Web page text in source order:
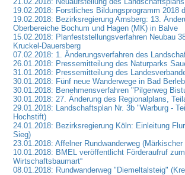
19.02.2018: Forstliches Bildungsprogramm 2018
19.02.2018: Bezirksregierung Arnsberg: 13.
Oberbereiche Bochum und Hagen (MK) in Balve
15.02.2018: Planfeststellungsverfahren Neubau
Kruckel-Dauersberg
07.02.2018: 1. Änderungsverfahren des
26.01.2018: Pressemitteilung des Naturparks
31.01.2018: Pressemitteilung des
30.01.2018: Fünf neue Wanderwege in Bad
30.01.2018: Benehmensverfahren "Pilgerweg
30.01.2018: 27. Änderung des Regionalplans,
29.01.2018: Landschaftsplan Nr. 3b "Warburg -
Hochstift)
24.01.2018: Bezirksregierung Köln: Einleitung
Sieg)
23.01.2018: Affelner Rundwanderweg (Märkischer
10.01.2018: BMEL veröffentlicht Förderaufruf
Wirtschaftsbaumart“
08.01.2018: Rundwanderweg "Diemeltalsteig"